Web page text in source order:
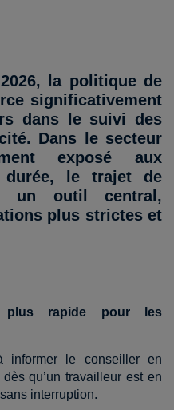
la politique de
significativement
dans le suivi des
Dans le secteur
exposé aux
durée, le trajet de
un outil central,
plus strictes et
plus rapide pour les
informer le conseiller en
qu’un travailleur est en
interruption.